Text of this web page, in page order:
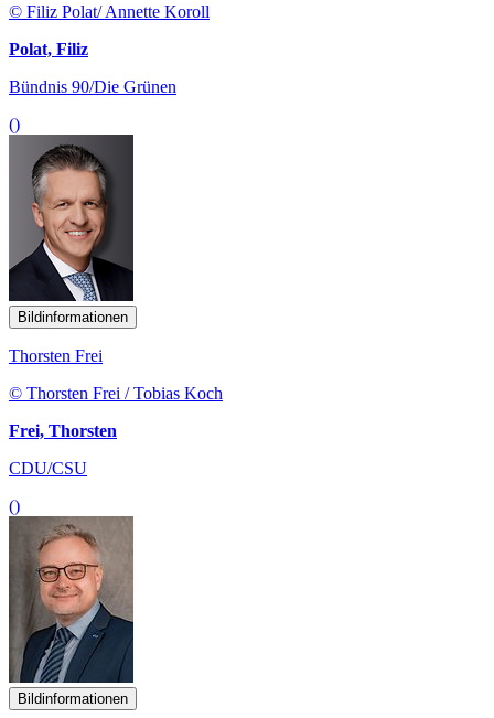
© Filiz Polat/ Annette Koroll
Polat, Filiz
Bündnis 90/Die Grünen
()
Bildinformationen
Thorsten Frei
© Thorsten Frei / Tobias Koch
Frei, Thorsten
CDU/CSU
()
Bildinformationen